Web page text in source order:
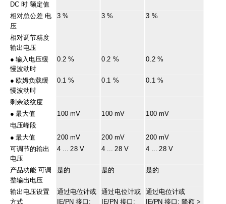
DC 时 额定值
相对总公差 电
压
3 % 3 % 3 %
相对调节精度
输出电压
●输入电压缓
慢波动时
0.2 % 0.2 % 0.2 %
●欧姆负载缓
慢波动时
0.1 % 0.1 % 0.1 %
剩余波纹度
●最大值 100 mV 100 mV
100 mV
电压峰段
●最大值 200 mV 200 mV
200 mV
可调节的输出
电压
4 ... 28 V 4 ... 28 V 4 ... 28 V
产品功能 可调
整输出电压
是的 是的 是的
输出电压设置
方式
通过电位计或
IE/PN 接口;
通过电位计或
IE/PN 接口;
通过电位计或
IE/PN 接口; 降额 >